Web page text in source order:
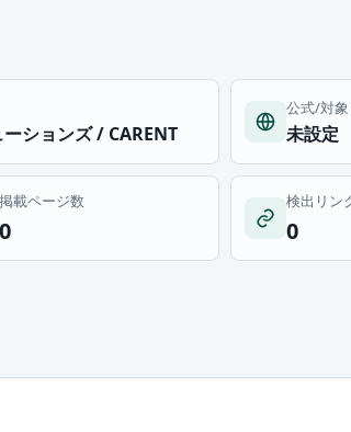
ションズ / CARENT
公式/対
未設定
掲載ページ数
0
検出リン
0